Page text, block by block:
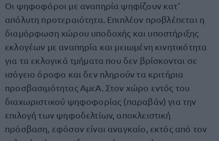
Οι ψηφοφόροι με αναπηρία ψηφίζουν κατ’
απόλυτη προτεραιότητα. Επιπλέον προβλέπεται η
διαμόρφωση χώρου υποδοχής και υποστήριξης
εκλογέων με αναπηρία και μειωμένη κινητικότητα
για τα εκλογικά τμήματα που δεν βρίσκονται σε
ισόγειο όροφο και δεν πληρούν τα κριτήρια
προσβασιμότητας ΑμεΑ. Στον χώρο εντός του
διαχωριστικού ψηφοφορίας (παραβάν) για την
επιλογή των ψηφοδελτίων, αποκλειστική
πρόσβαση, εφόσον είναι αναγκαίο, εκτός από τον